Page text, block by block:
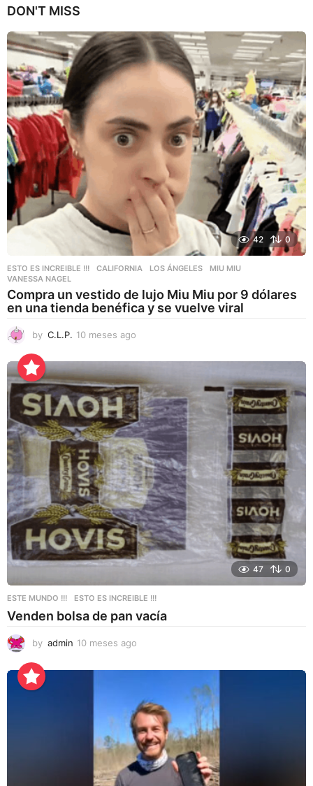
a
g
o
DON'T MISS
42 0
ESTO ES INCREIBLE !!! CALIFORNIA ,LOS ÁNGELES ,MIU MIU
VANESSA NAGEL
Compra un vestido de lujo Miu Miu por 9 dólares
en una tienda benéfica y se vuelve viral
by C.L.P. 10 meses ago
m
e
s
e
s
a
g
o
47 0
ESTE MUNDO !!! ,ESTO ES INCREIBLE !!!
Venden bolsa de pan vacía
by admin 10 meses ago
m
e
s
a
g
o